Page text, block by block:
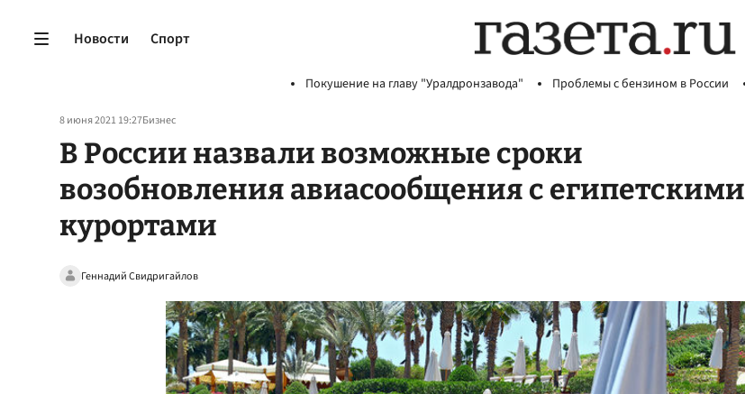
Новости Спорт
Покушение на главу "Уралдронзавода" Проблемы с бензином в России
8 июня 2021 19:27Бизнес
В России назвали возможные сроки
возобновления авиасообщения с египетскими
курортами
Геннадий Свидригайлов